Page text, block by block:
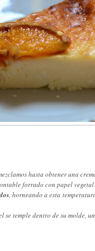
hasta obtener una
forrado con papel
, horneando a esta
se temple dentro de su molde,